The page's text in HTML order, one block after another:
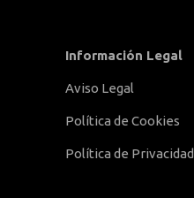
Información Legal
Aviso Legal
Política de Cookies
Política de Privacidad